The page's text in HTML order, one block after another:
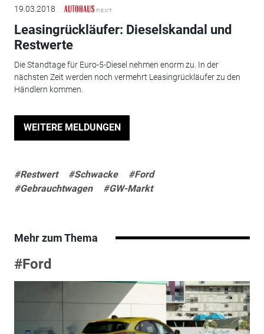
19.03.2018
Leasingrückläufer: Dieselskandal und
Restwerte
Die Standtage für Euro-5-Diesel nehmen enorm zu. In der
nächsten Zeit werden noch vermehrt Leasingrückläufer zu den
Händlern kommen.
WEITERE MELDUNGEN
#Restwert #Schwacke
#Ford
#Gebrauchtwagen
#GW-Markt
Mehr zum Thema
#Ford